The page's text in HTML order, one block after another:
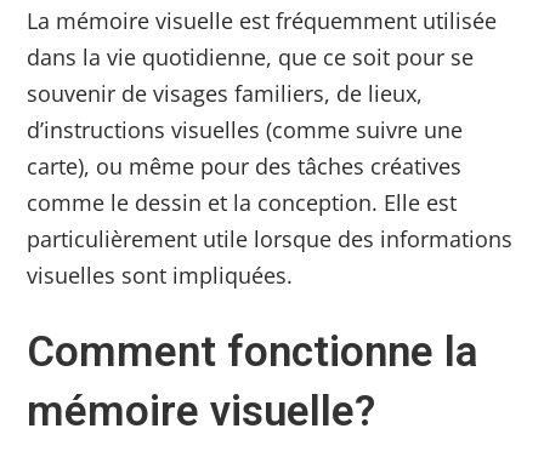
La mémoire visuelle est fréquemment utilisée
dans la vie quotidienne, que ce soit pour se
souvenir de visages familiers, de lieux,
d’instructions visuelles (comme suivre une
carte), ou même pour des tâches créatives
comme le dessin et la conception. Elle est
particulièrement utile lorsque des informations
visuelles sont impliquées.
Comment fonctionne la
mémoire visuelle?